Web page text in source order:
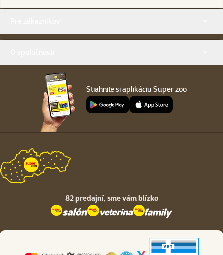
Stiahnite si aplikáciu Super zoo
82 predajní, sme vám blízko